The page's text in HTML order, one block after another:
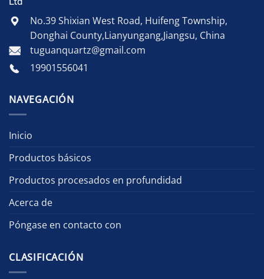
No.39 Shixian West Road, Huifeng Township,
Donghai County,Lianyungang,Jiangsu, China
tuguanquartz@gmail.com
19901556041
NAVEGACIÓN
Inicio
Productos básicos
Productos procesados en profundidad
Acerca de
Póngase en contacto con
CLASIFICACIÓN